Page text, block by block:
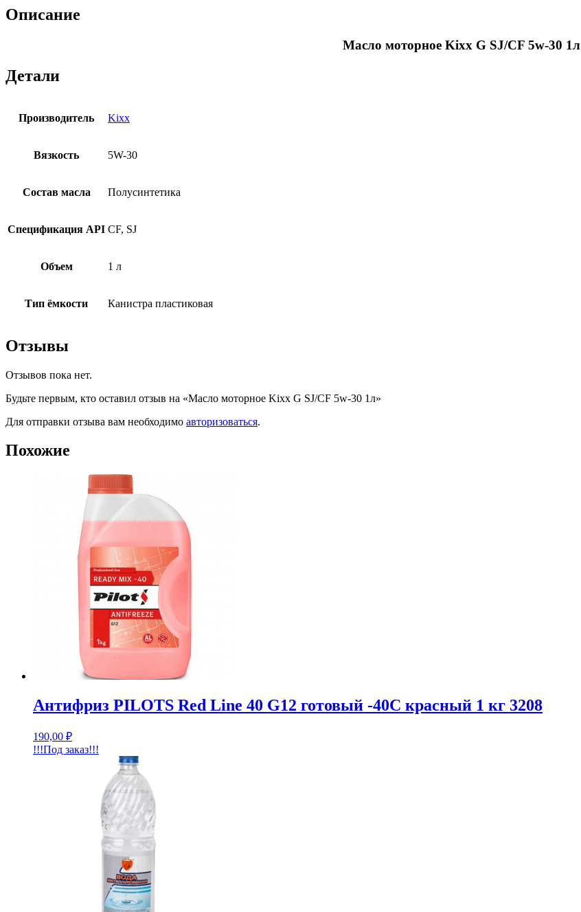
30
1л
Описание
Масло моторное Kixx G SJ/CF 5w-30 1л
Детали
Производитель Kixx
Вязкость 5W-30
Состав масла Полусинтетика
Спецификация API CF, SJ
Объем 1 л
Тип ёмкости Канистра пластиковая
Отзывы
Отзывов пока нет.
Будьте первым, кто оставил отзыв на «Масло моторное Kixx G SJ/CF 5w-30 1л»
Для отправки отзыва вам необходимо авторизоваться.
Похожие
Антифриз PILOTS Red Line 40 G12 готовый -40C красный 1 кг 3208
190,00 ₽
!!!Под заказ!!!